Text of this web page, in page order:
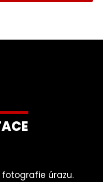
úrazu.